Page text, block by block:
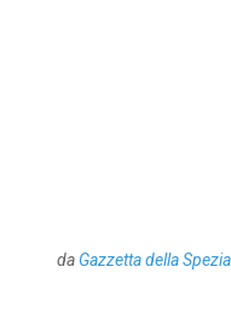
da Gazzetta della Spezia